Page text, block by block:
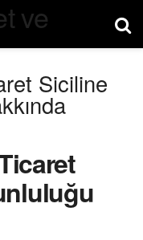
Siciline